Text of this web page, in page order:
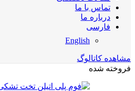
تماس با ما
درباره ما
فارسی
English
مشاهده کاتالوگ
فروخته شده